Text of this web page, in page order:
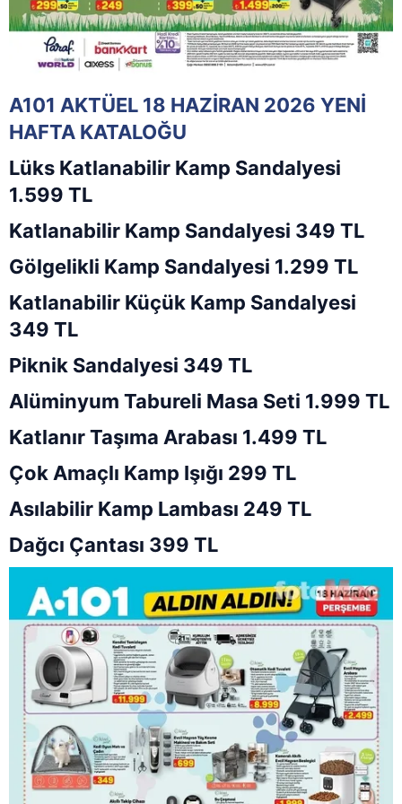
A101 AKTÜEL 18 HAZİRAN 2026 YENİ
HAFTA KATALOĞU
Lüks Katlanabilir Kamp Sandalyesi
1.599 TL
Katlanabilir Kamp Sandalyesi 349 TL
Gölgelikli Kamp Sandalyesi 1.299 TL
Katlanabilir Küçük Kamp Sandalyesi
349 TL
Piknik Sandalyesi 349 TL
Alüminyum Tabureli Masa Seti 1.999 TL
Katlanır Taşıma Arabası 1.499 TL
Çok Amaçlı Kamp Işığı 299 TL
Asılabilir Kamp Lambası 249 TL
Dağcı Çantası 399 TL